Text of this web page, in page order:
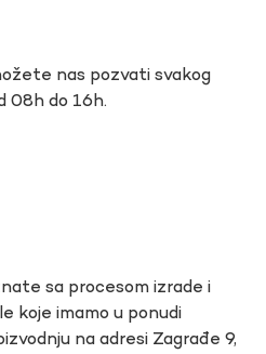
nas pozvati svakog
08h do 16h.
sa procesom izrade i
koje imamo u ponudi
na adresi Zagrađe 9,